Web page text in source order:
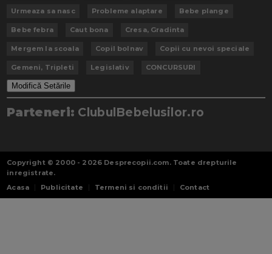
Urmeaza sa nasc Probleme alaptare Bebe plange
Bebe febra Caut bona Cresa, Gradinta
Mergem la scoala Copil bolnav Copii cu nevoi speciale
Gemeni, Tripleti Legislativ CONCURSURI
Modifică Setările
Parteneri: ClubulBebelusilor.ro
Copyright © 2000 - 2026 Desprecopii.com. Toate drepturile
inregistrate.
Acasa
Publicitate Termeni si conditii Contact